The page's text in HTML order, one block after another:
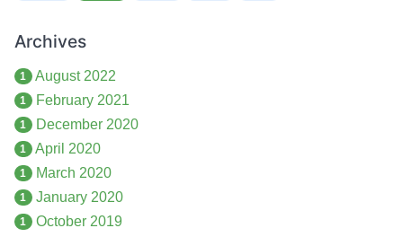
Archives
1 August 2022
1 February 2021
1 December 2020
1 April 2020
1 March 2020
1 January 2020
1 October 2019